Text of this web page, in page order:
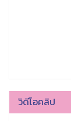
วิดีโอคลิป